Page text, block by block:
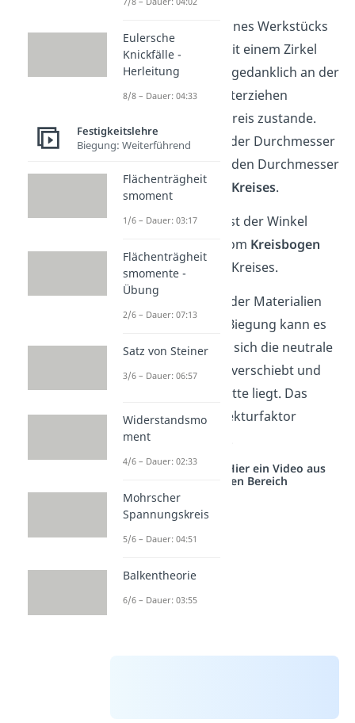
Der gebogene Teil eines Werkstücks
ist rund. Wenn du mit einem Zirkel
den gebogenen Teil gedanklich an der
neutralen Faser
weiterziehen
würdest, käme ein Kreis zustande.
Deshalb beschreibt der Durchmesser
der neutralen Faser den Durchmesser
des hypothetischen Kreises.
Dementsprechend ist der Winkel
auch der Winkel vom Kreisbogen
des hypothetischen Kreises.
Achtung:
Aufgrund der Materialien
und der Stärke der Biegung kann es
dazu kommen, dass sich die neutrale
Faser im Werkstück verschiebt und
nicht mehr in der Mitte liegt. Das
muss dann als Korrekturfaktor
einbezogen werden.
Studyflix vernetzt: Hier ein Video aus
einem anderen Bereich
Eulersche
Knickfälle -
Herleitung
8/8 – Dauer: 04:33
Festigkeitslehre
Biegung: Weiterführend
Flächenträgheit
smoment
1/6 – Dauer: 03:17
Flächenträgheit
smomente -
Übung
2/6 – Dauer: 07:13
Satz von Steiner
3/6 – Dauer: 06:57
Widerstandsmo
ment
4/6 – Dauer: 02:33
Mohrscher
Spannungskreis
5/6 – Dauer: 04:51
Balkentheorie
6/6 – Dauer: 03:55